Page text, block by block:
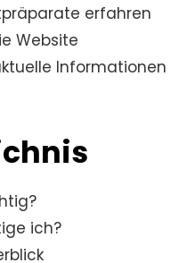
erfahren
Website
Informationen
ich?